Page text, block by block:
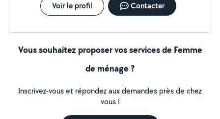
Voir le profil Contacter
Vous souhaitez proposer vos services de Femme
de ménage ?
Inscrivez-vous et répondez aux demandes près de chez
vous !